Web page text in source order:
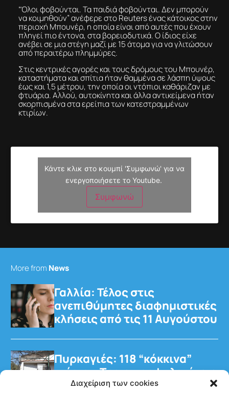
Διαχείριση των cookies
“Όλοι φοβούνται. Τα παιδιά φοβούνται. Δεν μπορούν
να κοιμηθούν” ανέφερε στο Reuters ένας κάτοικος στην
περιοχή Μπουνέρ, η οποία είναι από αυτές που έχουν
πληγεί πιο έντονα, στα βορειοδυτικά. Ο ίδιος είχε
ανέβει σε μια στέγη μαζί με 15 άτομα για να γλιτώσουν
από περαιτέρω πλημμύρες.
Στις κεντρικές αγορές και τους δρόμους του Μπουνέρ,
καταστήματα και σπίτια ήταν θαμμένα σε λάσπη ύψους
έως και 1,5 μέτρου, την οποία οι ντόπιοι καθάριζαν με
φτυάρια. Αλλού, αυτοκίνητα και άλλα αντικείμενα ήταν
σκορπισμένα στα ερείπια των κατεστραμμένων
κτιρίων.
Κάντε κλικ στο κουμπί 'Συμφωνώ' για να
ενεργοποιήσετε το Youtube.
Συμφωνώ
More from News
Γαλλία: Τέλος στις
ανεπιθύμητες διαφημιστικές
κλήσεις από τις 11 Αυγούστου
Πυρκαγιές: 118 “κόκκινα”
κτίρια – Τρεις προφυλακίσεις
για τη φωτιά στη Βοιωτία